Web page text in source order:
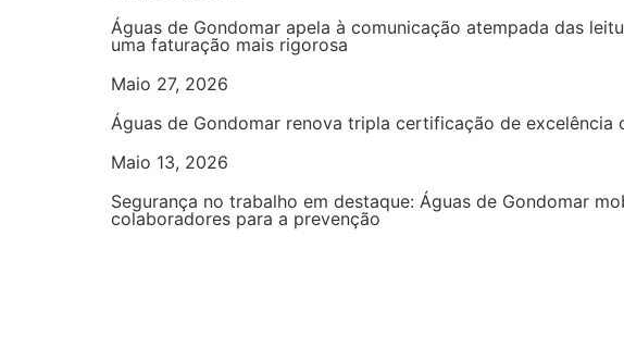
Águas de Gondomar apela à comunicação atempada das
uma faturação mais rigorosa
Maio 27, 2026
Águas de Gondomar renova tripla certificação de excelência
Maio 13, 2026
Segurança no trabalho em destaque: Águas de Gondomar
colaboradores para a prevenção